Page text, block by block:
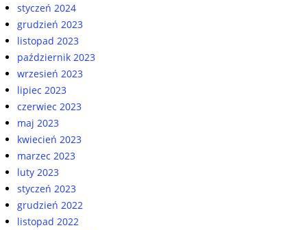
styczeń 2024
grudzień 2023
listopad 2023
październik 2023
wrzesień 2023
lipiec 2023
czerwiec 2023
maj 2023
kwiecień 2023
marzec 2023
luty 2023
styczeń 2023
grudzień 2022
listopad 2022